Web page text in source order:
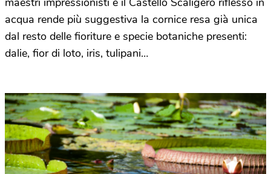
acqua rende più suggestiva la cornice resa già unica
dal resto delle fioriture e specie botaniche presenti:
dalie, fior di loto, iris, tulipani…